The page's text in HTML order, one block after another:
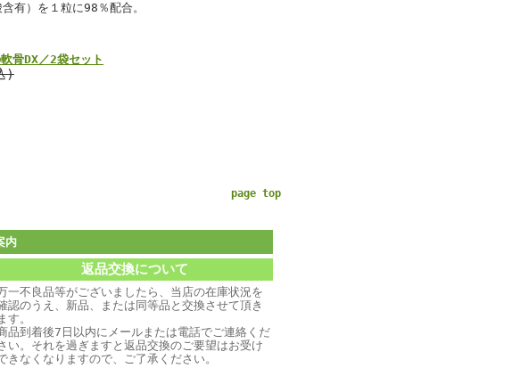
有）を１粒に98％配合。
骨DX／2袋セット
)
page top
内
返品交換について
一不良品等がございましたら、当店の在庫状況を
認のうえ、新品、または同等品と交換させて頂き
す。
品到着後7日以内にメールまたは電話でご連絡くだ
い。それを過ぎますと返品交換のご要望はお受け
きなくなりますので、ご了承ください。